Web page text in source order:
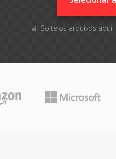
Solte os arquivos